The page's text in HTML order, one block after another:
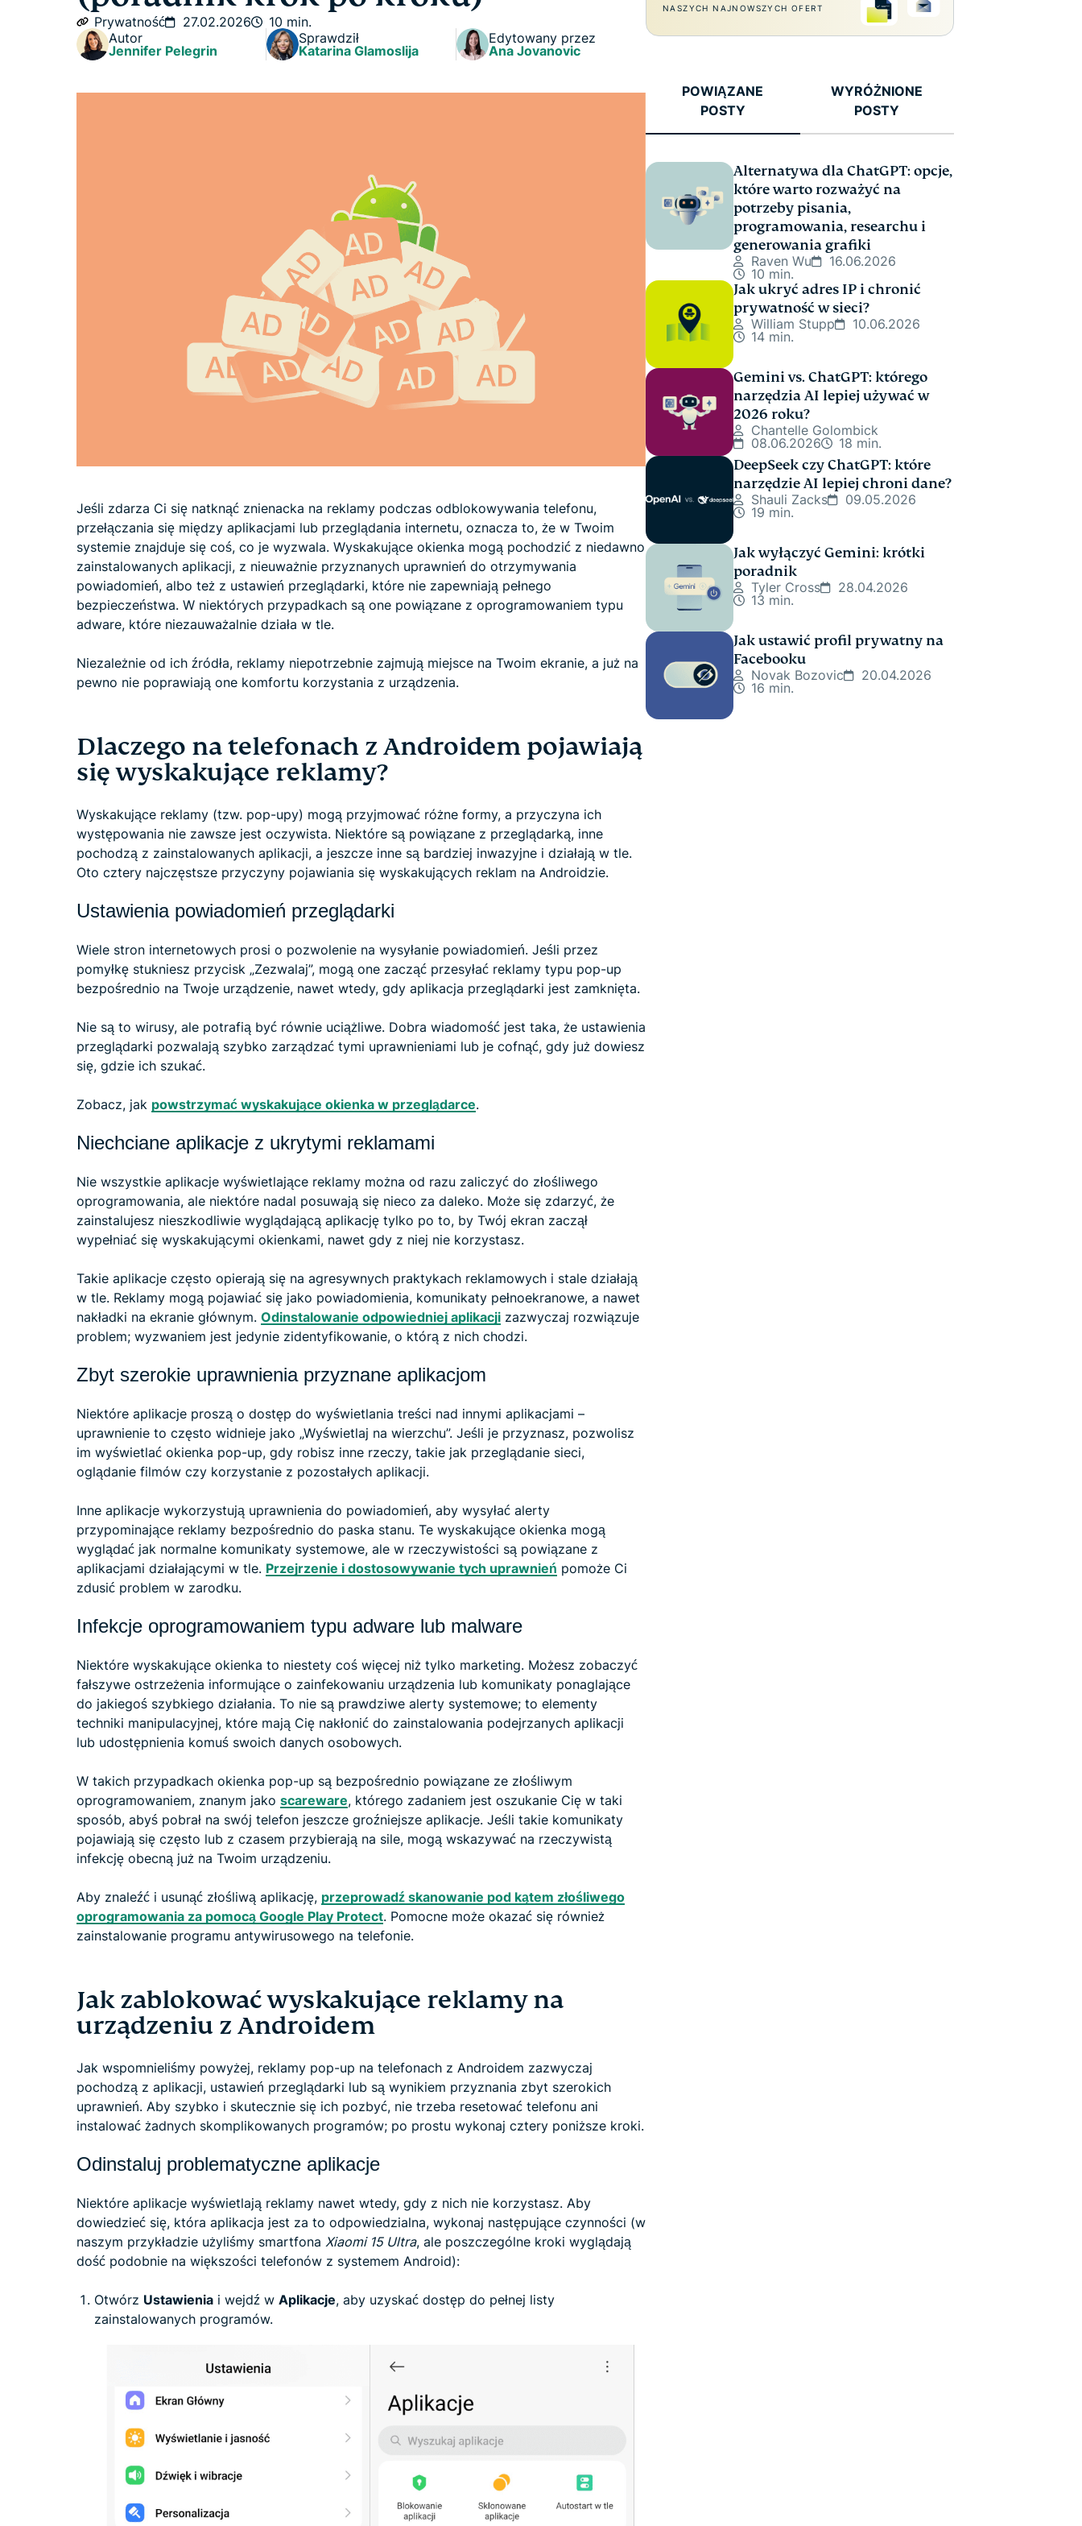
hasłami,
uwierzytelnianie
wieloskładnikowe
przetwarzaniu
danych,
inteligencję
monitorowania
danych
Prywatność 27.02.2026
10 min.
Autor
Jennifer Pelegrin
Sprawdził
Katarina Glamoslija
Edytowany przez
Ana Jovanovic
Jeśli zdarza Ci się natknąć znienacka na reklamy podczas odblokowywania telefonu,
przełączania się między aplikacjami lub przeglądania internetu, oznacza to, że w Twoim
systemie znajduje się coś, co je wyzwala. Wyskakujące okienka mogą pochodzić z niedawno
zainstalowanych aplikacji, z nieuważnie przyznanych uprawnień do otrzymywania
powiadomień, albo też z ustawień przeglądarki, które nie zapewniają pełnego
bezpieczeństwa. W niektórych przypadkach są one powiązane z oprogramowaniem typu
adware, które niezauważalnie działa w tle.
Niezależnie od ich źródła, reklamy niepotrzebnie zajmują miejsce na Twoim ekranie, a już na
pewno nie poprawiają one komfortu korzystania z urządzenia.
Dlaczego na telefonach z Androidem pojawiają
się wyskakujące reklamy?
Wyskakujące reklamy (tzw. pop-upy) mogą przyjmować różne formy, a przyczyna ich
występowania nie zawsze jest oczywista. Niektóre są powiązane z przeglądarką, inne
pochodzą z zainstalowanych aplikacji, a jeszcze inne są bardziej inwazyjne i działają w tle.
Oto cztery najczęstsze przyczyny pojawiania się wyskakujących reklam na Androidzie.
Ustawienia powiadomień przeglądarki
Wiele stron internetowych prosi o pozwolenie na wysyłanie powiadomień. Jeśli przez
pomyłkę stukniesz przycisk „Zezwalaj”, mogą one zacząć przesyłać reklamy typu pop-up
bezpośrednio na Twoje urządzenie, nawet wtedy, gdy aplikacja przeglądarki jest zamknięta.
Nie są to wirusy, ale potrafią być równie uciążliwe. Dobra wiadomość jest taka, że ustawienia
przeglądarki pozwalają szybko zarządzać tymi uprawnieniami lub je cofnąć, gdy już dowiesz
się, gdzie ich szukać.
Zobacz, jak powstrzymać wyskakujące okienka w przeglądarce.
Niechciane aplikacje z ukrytymi reklamami
Nie wszystkie aplikacje wyświetlające reklamy można od razu zaliczyć do złośliwego
oprogramowania, ale niektóre nadal posuwają się nieco za daleko. Może się zdarzyć, że
zainstalujesz nieszkodliwie wyglądającą aplikację tylko po to, by Twój ekran zaczął
wypełniać się wyskakującymi okienkami, nawet gdy z niej nie korzystasz.
Takie aplikacje często opierają się na agresywnych praktykach reklamowych i stale działają
w tle. Reklamy mogą pojawiać się jako powiadomienia, komunikaty pełnoekranowe, a nawet
nakładki na ekranie głównym. Odinstalowanie odpowiedniej aplikacji zazwyczaj rozwiązuje
problem; wyzwaniem jest jedynie zidentyfikowanie, o którą z nich chodzi.
Zbyt szerokie uprawnienia przyznane aplikacjom
Niektóre aplikacje proszą o dostęp do wyświetlania treści nad innymi aplikacjami –
uprawnienie to często widnieje jako „Wyświetlaj na wierzchu”. Jeśli je przyznasz, pozwolisz
im wyświetlać okienka pop-up, gdy robisz inne rzeczy, takie jak przeglądanie sieci,
oglądanie filmów czy korzystanie z pozostałych aplikacji.
Inne aplikacje wykorzystują uprawnienia do powiadomień, aby wysyłać alerty
przypominające reklamy bezpośrednio do paska stanu. Te wyskakujące okienka mogą
wyglądać jak normalne komunikaty systemowe, ale w rzeczywistości są powiązane z
aplikacjami działającymi w tle. Przejrzenie i dostosowywanie tych uprawnień pomoże Ci
zdusić problem w zarodku.
Infekcje oprogramowaniem typu adware lub malware
Niektóre wyskakujące okienka to niestety coś więcej niż tylko marketing. Możesz zobaczyć
fałszywe ostrzeżenia informujące o zainfekowaniu urządzenia lub komunikaty ponaglające
do jakiegoś szybkiego działania. To nie są prawdziwe alerty systemowe; to elementy
techniki manipulacyjnej, które mają Cię nakłonić do zainstalowania podejrzanych aplikacji
lub udostępnienia komuś swoich danych osobowych.
W takich przypadkach okienka pop-up są bezpośrednio powiązane ze złośliwym
oprogramowaniem, znanym jako scareware, którego zadaniem jest oszukanie Cię w taki
sposób, abyś pobrał na swój telefon jeszcze groźniejsze aplikacje. Jeśli takie komunikaty
pojawiają się często lub z czasem przybierają na sile, mogą wskazywać na rzeczywistą
infekcję obecną już na Twoim urządzeniu.
Aby znaleźć i usunąć złośliwą aplikację, przeprowadź skanowanie pod kątem złośliwego
oprogramowania za pomocą Google Play Protect. Pomocne może okazać się również
zainstalowanie programu antywirusowego na telefonie.
Jak zablokować wyskakujące reklamy na
urządzeniu z Androidem
Jak wspomnieliśmy powyżej, reklamy pop-up na telefonach z Androidem zazwyczaj
pochodzą z aplikacji, ustawień przeglądarki lub są wynikiem przyznania zbyt szerokich
uprawnień. Aby szybko i skutecznie się ich pozbyć, nie trzeba resetować telefonu ani
instalować żadnych skomplikowanych programów; po prostu wykonaj cztery poniższe kroki.
Odinstaluj problematyczne aplikacje
Niektóre aplikacje wyświetlają reklamy nawet wtedy, gdy z nich nie korzystasz. Aby
dowiedzieć się, która aplikacja jest za to odpowiedzialna, wykonaj następujące czynności (w
naszym przykładzie użyliśmy smartfona Xiaomi 15 Ultra, ale poszczególne kroki wyglądają
dość podobnie na większości telefonów z systemem Android):
Otwórz Ustawienia i wejdź w Aplikacje, aby uzyskać dostęp do pełnej listy
zainstalowanych programów.
NASZYCH NAJNOWSZYCH OFERT
POWIĄZANE
POSTY
WYRÓŻNIONE
POSTY
Alternatywa dla ChatGPT: opcje,
które warto rozważyć na
potrzeby pisania,
programowania, researchu i
generowania grafiki
Raven Wu
16.06.2026
10 min.
Jak ukryć adres IP i chronić
prywatność w sieci?
William Stupp
10.06.2026
14 min.
Gemini vs. ChatGPT: którego
narzędzia AI lepiej używać w
2026 roku?
Chantelle Golombick
08.06.2026
18 min.
DeepSeek czy ChatGPT: które
narzędzie AI lepiej chroni dane?
Shauli Zacks
09.05.2026
19 min.
Jak wyłączyć Gemini: krótki
poradnik
Tyler Cross
28.04.2026
13 min.
Jak ustawić profil prywatny na
Facebooku
Novak Bozovic
20.04.2026
16 min.